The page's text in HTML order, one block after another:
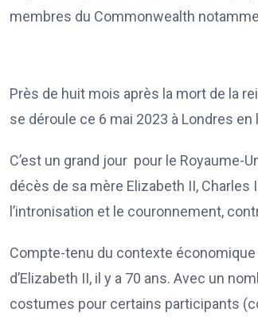
membres du Commonwealth
Près de huit mois après la mort de la
se déroule ce 6 mai 2023 à Londres en
C’est un grand jour pour le Royaume-
décès de sa mère Elizabeth II, Charles
l’intronisation et le couronnement,
Compte-tenu du contexte économique
d’Elizabeth II, il y a 70 ans. Avec un
costumes pour certains participants